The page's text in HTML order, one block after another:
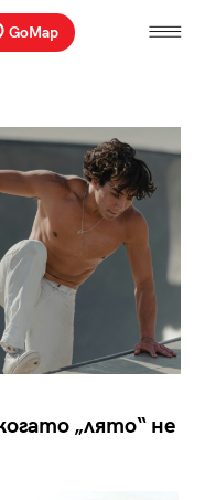
GoMap
„лято“ не